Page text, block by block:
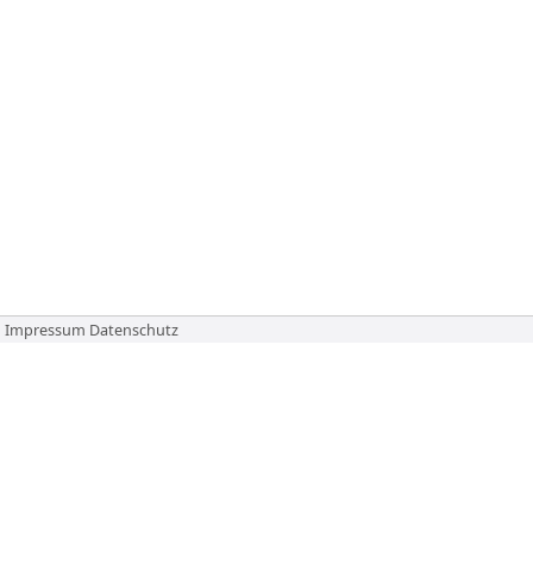
Impressum Datenschutz